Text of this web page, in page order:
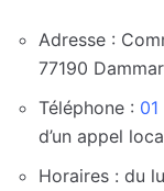
Adresse :
77190
Téléphone :
d’un appel
Horaires : du